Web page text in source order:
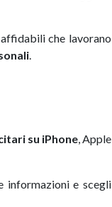
che lavorano
.
su iPhone, Apple
informazioni e scegli